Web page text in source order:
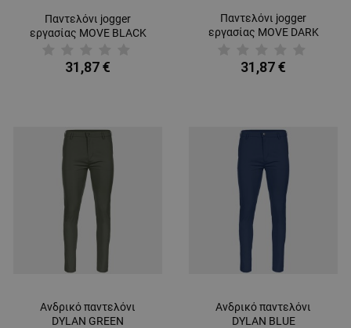
Παντελόνι jogger
εργασίας MOVE BLACK
31,87 €
Παντελόνι jogger
εργασίας MOVE DARK
31,87 €
Ανδρικό παντελόνι
DYLAN GREEN
Ανδρικό παντελόνι
DYLAN BLUE